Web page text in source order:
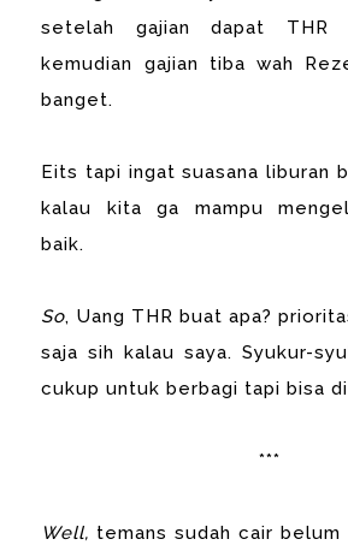
setelah gajian dapat THR
kemudian gajian tiba wah
banget.
Eits tapi ingat suasana liburan
kalau kita ga mampu
baik.
So, Uang THR buat apa?
saja sih kalau saya. Syukur-
cukup untuk berbagi tapi bisa
***
Well, temans sudah cair belum